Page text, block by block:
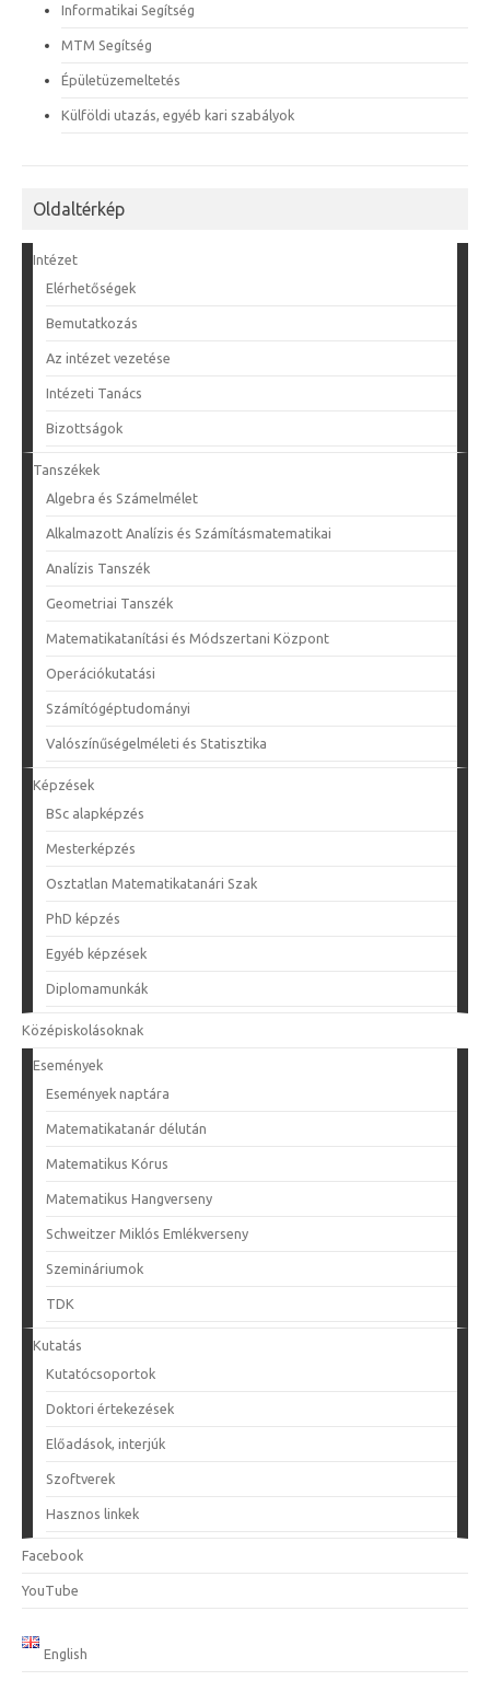
Informatikai Segítség
MTM Segítség
Épületüzemeltetés
Külföldi utazás, egyéb kari szabályok
Oldaltérkép
Intézet
Elérhetőségek
Bemutatkozás
Az intézet vezetése
Intézeti Tanács
Bizottságok
Tanszékek
Algebra és Számelmélet
Alkalmazott Analízis és Számításmatematikai
Analízis Tanszék
Geometriai Tanszék
Matematikatanítási és Módszertani Központ
Operációkutatási
Számítógéptudományi
Valószínűségelméleti és Statisztika
Képzések
BSc alapképzés
Mesterképzés
Osztatlan Matematikatanári Szak
PhD képzés
Egyéb képzések
Diplomamunkák
Középiskolásoknak
Események
Események naptára
Matematikatanár délután
Matematikus Kórus
Matematikus Hangverseny
Schweitzer Miklós Emlékverseny
Szemináriumok
TDK
Kutatás
Kutatócsoportok
Doktori értekezések
Előadások, interjúk
Szoftverek
Hasznos linkek
Facebook
YouTube
English